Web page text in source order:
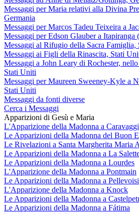
Messaggi per Maria relativi alla Divina
Germania
Messaggi per Marcos Tadeu Teixeira a
Messaggi per Edson Glauber a
Messaggi al Rifugio della Sacra Famiglia,
Messaggi ai Figli della Rinascita, Stati
Messaggi a John Leary di Rochester,
Stati Uniti
Messaggi per Maureen Sweeney-Kyle a
Stati Uniti
Messaggi da fonti diverse
Cerca i Messaggi
Apparizioni di Gesù e Maria
L'Apparizione della Madonna a
Le Apparizioni della Madonna del Buon
Le Rivelazioni a Santa Margherita Maria
Le Apparizioni della Madonna a La
Le Apparizioni della Madonna a Lourdes
L'Apparizione della Madonna a Pontmain
Le Apparizioni della Madonna a
L'Apparizione della Madonna a Knock
Le Apparizioni della Madonna a
Le Apparizioni della Madonna a Fátima